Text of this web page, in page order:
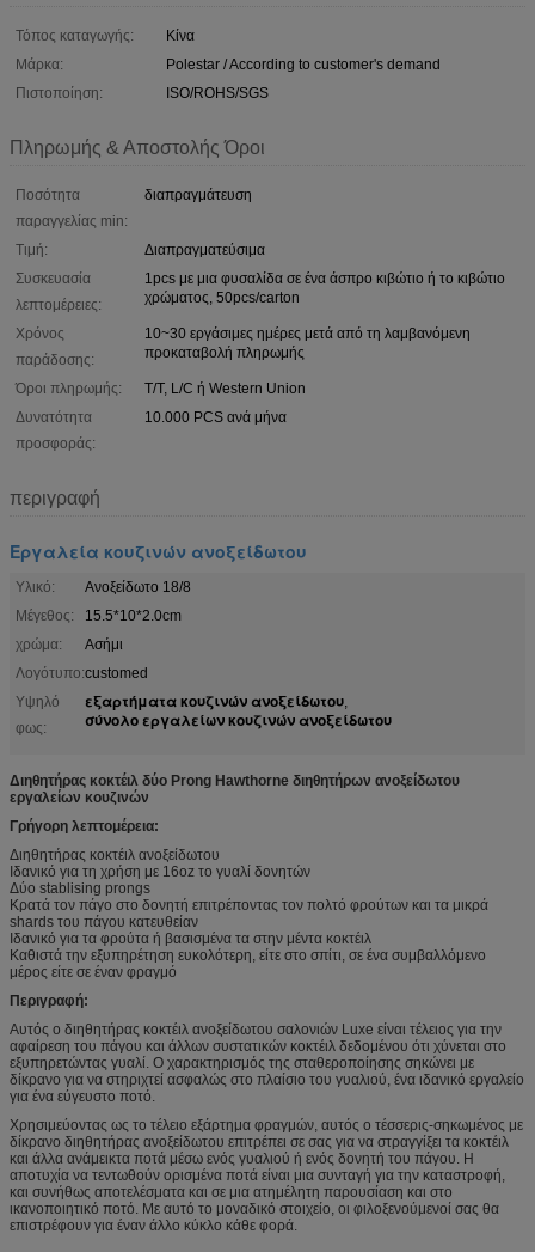
Τόπος καταγωγής:
Κίνα
Μάρκα:
Polestar / According to customer's demand
Πιστοποίηση:
ISO/ROHS/SGS
Πληρωμής & Αποστολής Όροι
Ποσότητα
παραγγελίας min:
διαπραγμάτευση
Τιμή:
Διαπραγματεύσιμα
Συσκευασία
λεπτομέρειες:
1pcs με μια φυσαλίδα σε ένα άσπρο κιβώτιο ή το κιβώτιο
χρώματος, 50pcs/carton
Χρόνος
παράδοσης:
10~30 εργάσιμες ημέρες μετά από τη λαμβανόμενη
προκαταβολή πληρωμής
Όροι πληρωμής:
T/T, L/C ή Western Union
Δυνατότητα
προσφοράς:
10.000 PCS ανά μήνα
περιγραφή
Εργαλεία κουζινών ανοξείδωτου
Υλικό:
Ανοξείδωτο 18/8
Μέγεθος:
15.5*10*2.0cm
χρώμα:
Ασήμι
Λογότυπο:customed
Υψηλό
φως:
εξαρτήματα κουζινών ανοξείδωτου,
σύνολο εργαλείων κουζινών ανοξείδωτου
Διηθητήρας κοκτέιλ δύο Prong Hawthorne διηθητήρων ανοξείδωτου
εργαλείων κουζινών
Γρήγορη λεπτομέρεια:
Διηθητήρας κοκτέιλ ανοξείδωτου
Ιδανικό για τη χρήση με 16oz το γυαλί δονητών
Δύο stablising prongs
Κρατά τον πάγο στο δονητή επιτρέποντας τον πολτό φρούτων και τα μικρά
shards του πάγου κατευθείαν
Ιδανικό για τα φρούτα ή βασισμένα τα στην μέντα κοκτέιλ
Καθιστά την εξυπηρέτηση ευκολότερη, είτε στο σπίτι, σε ένα συμβαλλόμενο
μέρος είτε σε έναν φραγμό
Περιγραφή:
Αυτός ο διηθητήρας κοκτέιλ ανοξείδωτου σαλονιών Luxe είναι τέλειος για την
αφαίρεση του πάγου και άλλων συστατικών κοκτέιλ δεδομένου ότι χύνεται στο
εξυπηρετώντας γυαλί. Ο χαρακτηρισμός της σταθεροποίησης σηκώνει με
δίκρανο για να στηριχτεί ασφαλώς στο πλαίσιο του γυαλιού, ένα ιδανικό εργαλείο
για ένα εύγευστο ποτό.
Χρησιμεύοντας ως το τέλειο εξάρτημα φραγμών, αυτός ο τέσσερις-σηκωμένος με
δίκρανο διηθητήρας ανοξείδωτου επιτρέπει σε σας για να στραγγίξει τα κοκτέιλ
και άλλα ανάμεικτα ποτά μέσω ενός γυαλιού ή ενός δονητή του πάγου. Η
αποτυχία να τεντωθούν ορισμένα ποτά είναι μια συνταγή για την καταστροφή,
και συνήθως αποτελέσματα και σε μια ατημέλητη παρουσίαση και στο
ικανοποιητικό ποτό. Με αυτό το μοναδικό στοιχείο, οι φιλοξενούμενοί σας θα
επιστρέφουν για έναν άλλο κύκλο κάθε φορά.